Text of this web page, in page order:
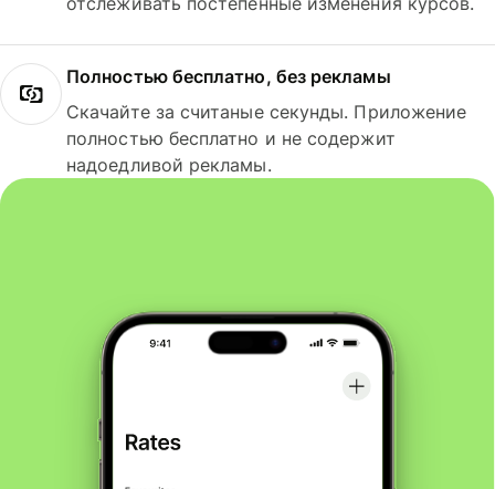
Полностью бесплатно, без рекламы
Скачайте за считаные секунды. Приложение
полностью бесплатно и не содержит
надоедливой рекламы.